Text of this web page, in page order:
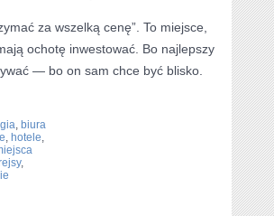
za wszelką cenę”. To miejsce,
ochotę inwestować. Bo najlepszy
— bo on sam chce być blisko.
, biura
, hotele,
,